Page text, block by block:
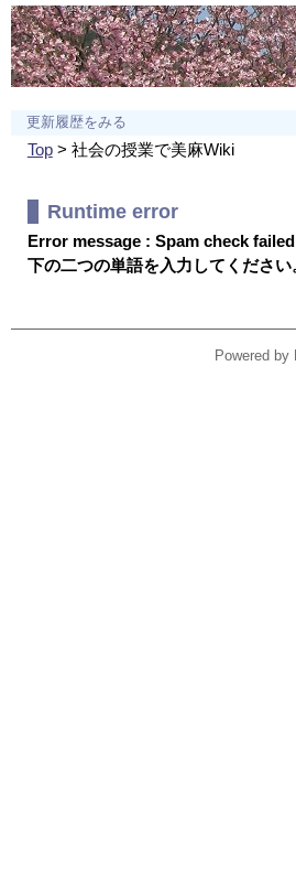
更新履歴をみる
Top> 社会の授業で美麻Wiki
Runtime error
Error message : Spam check
下の二つの単語を入力してください
Powered